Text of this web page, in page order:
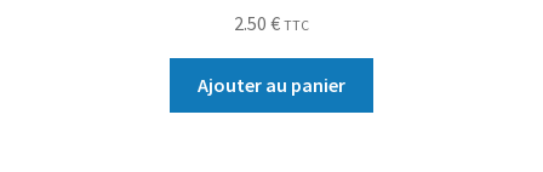
2.50 € TTC
Ajouter au panier